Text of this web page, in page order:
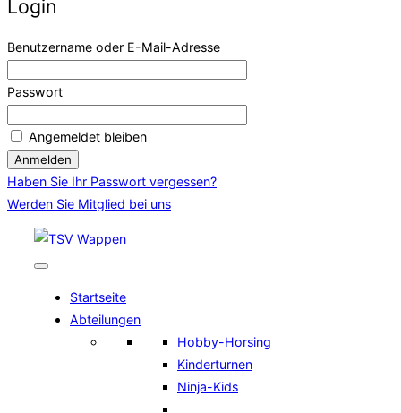
Login
Benutzername oder E-Mail-Adresse
Passwort
Angemeldet bleiben
Haben Sie Ihr Passwort vergessen?
Werden Sie Mitglied bei uns
Inhalt
Startseite
Abteilungen
Hobby-Horsing
Kinderturnen
Ninja-Kids